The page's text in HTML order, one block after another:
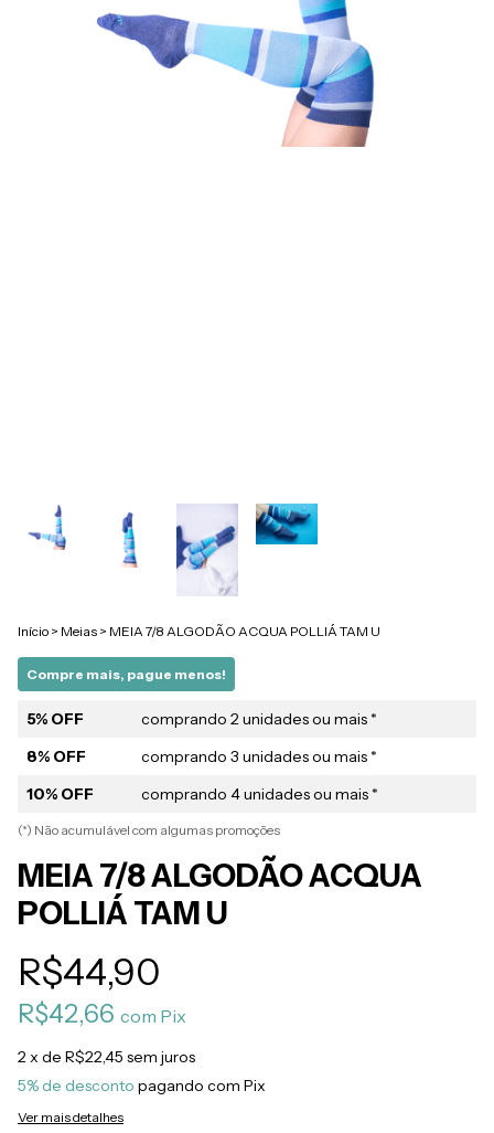
Início > Meias > MEIA 7/8 ALGODÃO ACQUA POLLIÁ TAM U
Compre mais, pague menos!
5% OFF
comprando 2 unidades ou mais *
8% OFF
comprando 3 unidades ou mais *
10% OFF
comprando 4 unidades ou mais *
(*) Não acumulável com algumas promoções
MEIA 7/8 ALGODÃO ACQUA
POLLIÁ TAM U
R$44,90
R$42,66 com Pix
2x de R$22,45 sem juros
5% de desconto pagando com Pix
Ver mais detalhes